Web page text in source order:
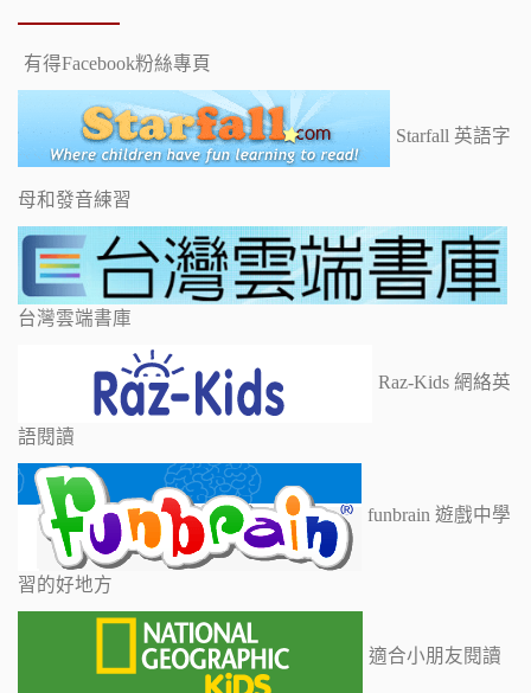
有得Facebook粉絲專頁
Starfall 英語字
母和發音練習
台灣雲端書庫
Raz-Kids 網絡英
語閱讀
funbrain 遊戲中學
習的好地方
適合小朋友閱讀